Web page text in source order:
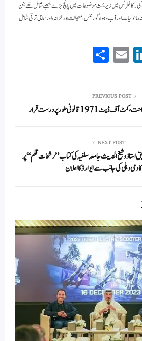
کانفرنس میں زیر بحث موضوعات میں پانچ بڑے شعبے شامل تھے جن
ماحولیات اور آب و ہوا، گورننس، معیشت اور خزانہ، اور سماجی ترقی شامل
Li
nk
In
E
m
PREVIOUS POST
قانونی طور پر درست قرار
NEXT POST
استاذ وشیخ الحدیث جامعہ سلفیہ کی کتاب ”رشحات قلم“ پر
دہلی کی جانب سے ایوارڈکا اعلان